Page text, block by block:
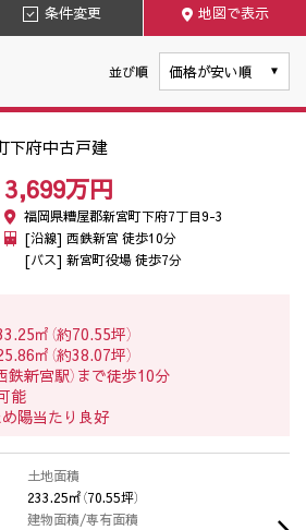
条件変更 地図で表示
並び順
下府中古戸建
3,699万円
福岡県糟屋郡新宮町下府7丁目9-3
[沿線] 西鉄新宮 徒歩10分
[バス] 新宮町役場 徒歩7分
㎡（約70.55坪）
㎡（約38.07坪）
鉄新宮駅）まで徒歩10分
能
陽当たり良好
土地面積
233.25㎡（70.55坪）
建物面積/専有面積